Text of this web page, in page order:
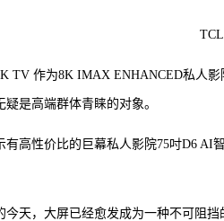
TV 作为8K IMAX ENHANCED私人
是高端群体青睐的对象。
有高性价比的巨幕私人影院75吋D6
今天，大屏已经愈发成为一种不可阻